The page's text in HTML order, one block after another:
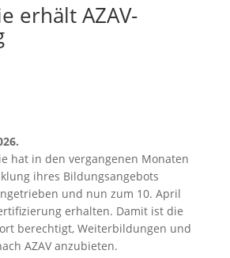
erhält AZAV-
hat in den vergangenen Monaten
ihres Bildungsangebots
und nun zum 10. April
erhalten. Damit ist die
berechtigt, Weiterbildungen und
AZAV anzubieten.